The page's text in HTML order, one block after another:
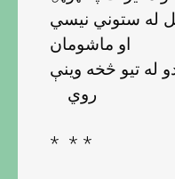
له ستوني نيسي
له تيو څخه وينې
روي
* * *